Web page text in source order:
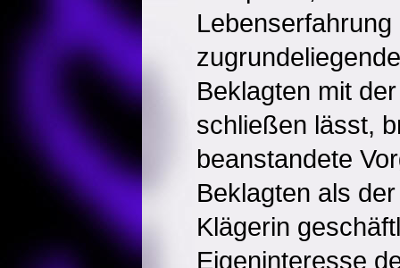
Beklagten mit
schließen lässt,
beanstandete
Beklagten als
Klägerin
Eigeninteresse